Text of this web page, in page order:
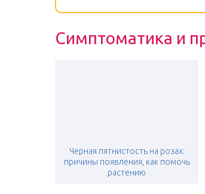
Симптоматика и
Черная пятнистость на розах:
причины появления, как помочь
растению